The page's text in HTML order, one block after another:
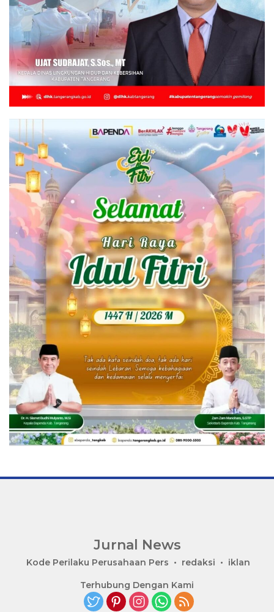
Jurnal News
Jendela
Kode Perilaku Perusahaan Pers redaksi iklan
Terhubung Dengan Kami